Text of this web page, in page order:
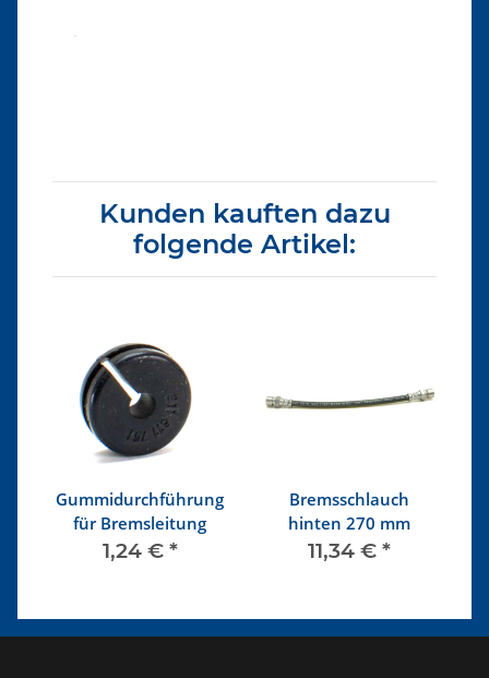
Kunden kauften dazu
folgende Artikel:
Gummidurchführung
für Bremsleitung
1,24 € *
Bremsschlauch
hinten 270 mm
11,34 € *